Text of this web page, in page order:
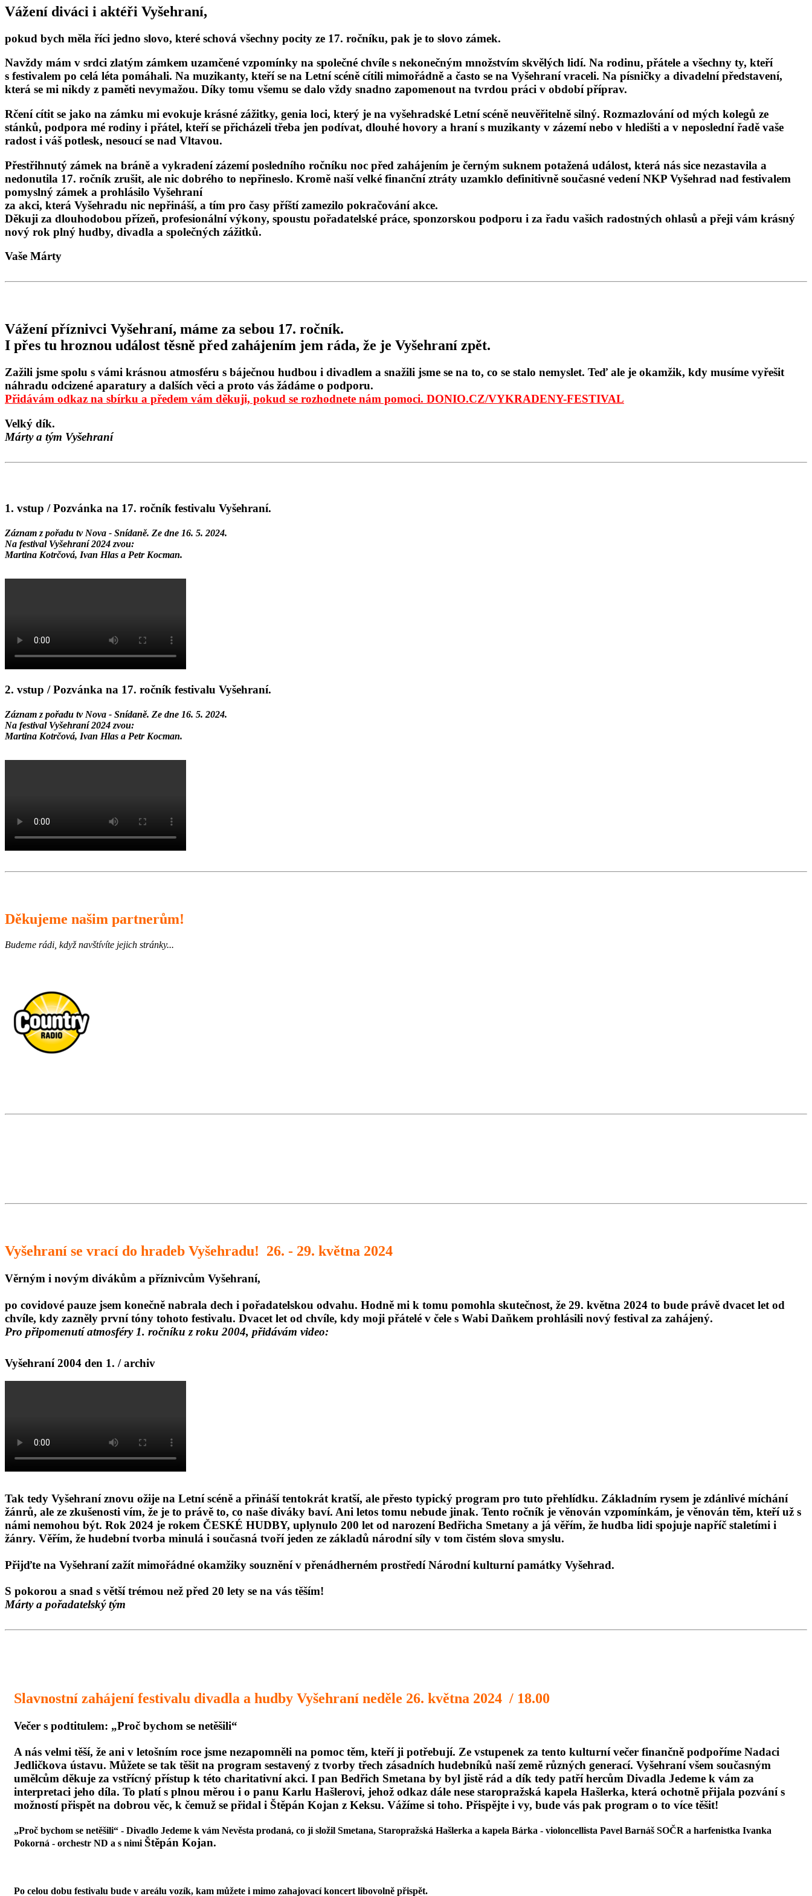
Vážení diváci i aktéři Vyšehraní,
pokud bych měla říci jedno slovo, které schová všechny pocity ze 17. ročníku, pak je to slovo zámek.
Navždy mám v srdci zlatým zámkem uzamčené vzpomínky na společné chvíle s nekonečným množstvím skvělých lidí. Na rodinu, přátele a všechny ty, kteří
s festivalem po celá léta pomáhali. Na muzikanty, kteří se na Letní scéně cítili mimořádně a často se na Vyšehraní vraceli. Na písničky a divadelní představení,
která se mi nikdy z paměti nevymažou. Díky tomu všemu se dalo vždy snadno zapomenout na tvrdou práci v období příprav.
Rčení cítit se jako na zámku mi evokuje krásné zážitky, genia loci, který je na vyšehradské Letní scéně neuvěřitelně silný. Rozmazlování od mých kolegů ze
stánků, podpora mé rodiny i přátel, kteří se přicházeli třeba jen podívat, dlouhé hovory a hraní s muzikanty v zázemí nebo v hledišti a v neposlední řadě vaše
radost i váš potlesk, nesoucí se nad Vltavou.
Přestřihnutý zámek na bráně a vykradení zázemí posledního ročníku noc před zahájením je černým suknem potažená událost, která nás sice nezastavila a
nedonutila 17. ročník zrušit, ale nic dobrého to nepřineslo. Kromě naší velké finanční ztráty uzamklo definitivně současné vedení NKP Vyšehrad nad festivalem
pomyslný zámek a prohlásilo Vyšehraní
za akci, která Vyšehradu nic nepřináší, a tím pro časy příští zamezilo pokračování akce.
Děkuji za dlouhodobou přízeň, profesionální výkony, spoustu pořadatelské práce, sponzorskou podporu i za řadu vašich radostných ohlasů a přeji vám krásný
nový rok plný hudby, divadla a společných zážitků.
Vaše Márty
Vážení příznivci Vyšehraní, máme za sebou 17. ročník.
I přes tu hroznou událost těsně před zahájením jem ráda, že je Vyšehraní zpět.
Zažili jsme spolu s vámi krásnou atmosféru s báječnou hudbou i divadlem a snažili jsme se na to, co se stalo nemyslet. Teď ale je okamžik, kdy musíme vyřešit
náhradu odcizené aparatury a dalších věci a proto vás žádáme o podporu.
Přidávám odkaz na sbírku a předem vám děkuji, pokud se rozhodnete nám pomoci. DONIO.CZ/VYKRADENY-FESTIVAL
Velký dík.
Márty a tým Vyšehraní
1. vstup / Pozvánka na 17. ročník festivalu Vyšehraní.
Záznam z pořadu tv Nova - Snídaně. Ze dne 16. 5. 2024.
Na festival Vyšehraní 2024 zvou:
Martina Kotrčová, Ivan Hlas a Petr Kocman.
2. vstup / Pozvánka na 17. ročník festivalu Vyšehraní.
Záznam z pořadu tv Nova - Snídaně. Ze dne 16. 5. 2024.
Na festival Vyšehraní 2024 zvou:
Martina Kotrčová, Ivan Hlas a Petr Kocman.
Děkujeme našim partnerům!
Budeme rádi, když navštívíte jejich stránky...
Vyšehraní se vrací do hradeb Vyšehradu! 26. - 29. května 2024
Věrným i novým divákům a příznivcům Vyšehraní,
po covidové pauze jsem konečně nabrala dech i pořadatelskou odvahu. Hodně mi k tomu pomohla skutečnost, že 29. května 2024 to bude právě dvacet let od
chvíle, kdy zazněly první tóny tohoto festivalu. Dvacet let od chvíle, kdy moji přátelé v čele s Wabi Daňkem prohlásili nový festival za zahájený.
Pro připomenutí atmosféry 1. ročníku z roku 2004, přidávám video:
Vyšehraní 2004 den 1. / archiv
Tak tedy Vyšehraní znovu ožije na Letní scéně a přináší tentokrát kratší, ale přesto typický program pro tuto přehlídku. Základním rysem je zdánlivé míchání
žánrů, ale ze zkušenosti vím, že je to právě to, co naše diváky baví. Ani letos tomu nebude jinak. Tento ročník je věnován vzpomínkám, je věnován těm, kteří už s
námi nemohou být. Rok 2024 je rokem ČESKÉ HUDBY, uplynulo 200 let od narození Bedřicha Smetany a já věřím, že hudba lidi spojuje napříč staletími i
žánry. Věřím, že hudební tvorba minulá i současná tvoří jeden ze základů národní síly v tom čistém slova smyslu.
Přijďte na Vyšehraní zažít mimořádné okamžiky souznění v přenádherném prostředí Národní kulturní památky Vyšehrad.
S pokorou a snad s větší trémou než před 20 lety se na vás těším!
Márty a pořadatelský tým
Slavnostní zahájení festivalu divadla a hudby Vyšehraní neděle 26. května 2024 / 18.00
Večer s podtitulem: „Proč bychom se netěšili“
A nás velmi těší, že ani v letošním roce jsme nezapomněli na pomoc těm, kteří ji potřebují. Ze vstupenek za tento kulturní večer finančně podpoříme Nadaci
Jedličkova ústavu. Můžete se tak těšit na program sestavený z tvorby třech zásadních hudebníků naší země různých generací. Vyšehraní všem současným
umělcům děkuje za vstřícný přístup k této charitativní akci. I pan Bedřich Smetana by byl jistě rád a dík tedy patří hercům Divadla Jedeme k vám za
interpretaci jeho díla. To platí s plnou měrou i o panu Karlu Hašlerovi, jehož odkaz dále nese staropražská kapela Hašlerka, která ochotně přijala pozvání s
možností přispět na dobrou věc, k čemuž se přidal i Štěpán Kojan z Keksu. Vážíme si toho. Přispějte i vy, bude vás pak program o to více těšit!
„Proč bychom se netěšili“ - Divadlo Jedeme k vám Nevěsta prodaná, co ji složil Smetana, Staropražská Hašlerka a kapela Bárka - violoncellista Pavel Barnáš SOČR a harfenistka Ivanka
Pokorná - orchestr ND a s nimi Štěpán Kojan.
Po celou dobu festivalu bude v areálu vozík, kam můžete i mimo zahajovací koncert libovolně přispět.